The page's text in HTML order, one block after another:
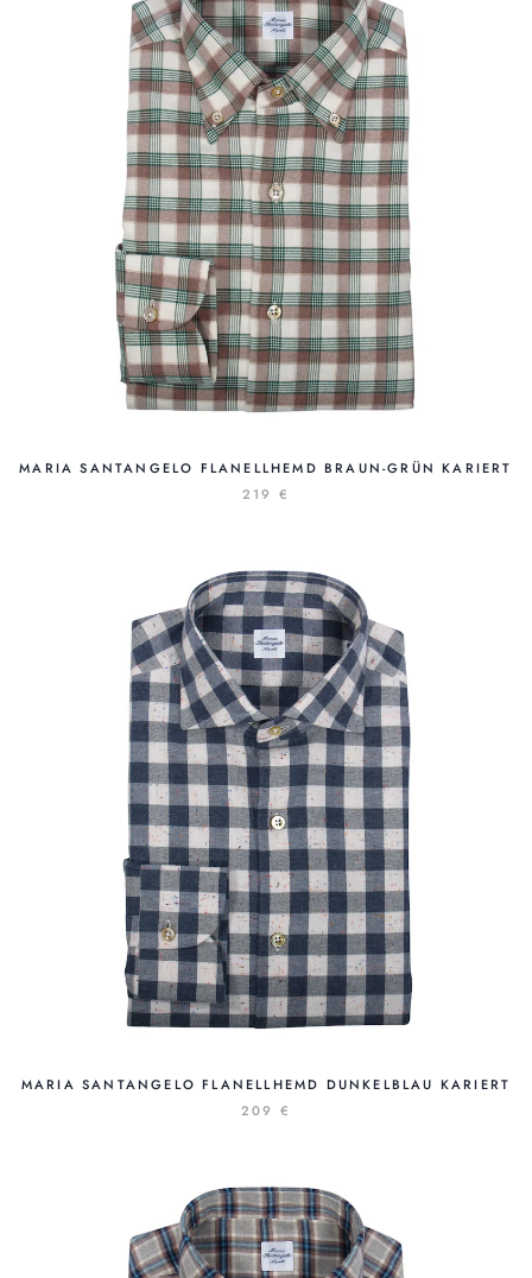
MARIA SANTANGELO FLANELLHEMD BRAUN-GRÜN KARIERT
219 €
MARIA SANTANGELO FLANELLHEMD DUNKELBLAU KARIERT
209 €